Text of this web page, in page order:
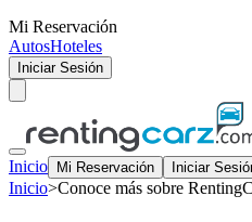
Mi Reservación
AutosHoteles
Iniciar Sesión
Inicio Mi Reservación Iniciar
Inicio>Conoce más sobre